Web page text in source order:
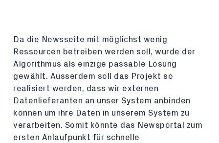
Da die Newsseite mit möglichst wenig
Ressourcen betreiben werden soll, wurde der
Algorithmus als einzige passable Lösung
gewählt. Ausserdem soll das Projekt so
realisiert werden, dass wir externen
Datenlieferanten an unser System anbinden
können um ihre Daten in unserem System zu
verarbeiten. Somit könnte das Newsportal zum
ersten Anlaufpunkt für schnelle